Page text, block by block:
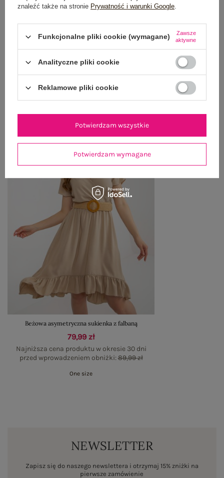
ZWROTY I REKLAMACJE
OSTATNIO OGLĄDANE
Zobacz wszystko
Beżowa asymetryczna sukienka z falbaną
79,99 zł
Najniższa cena produktu w okresie 30 dni
przed wprowadzeniem obniżki:89,99 zł
One size
NEWSLETTER
Zapisz się do naszego newslettera i otrzymaj 15% zniżki na
pierwsze zamówienie
znaleźć także na stronie Prywatność i warunki Google.
Funkcjonalne pliki cookie (wymagane)
Zawsze
aktywne
Analityczne pliki cookie
Reklamowe pliki cookie
Potwierdzam wymagane
Potwierdzam wszystkie